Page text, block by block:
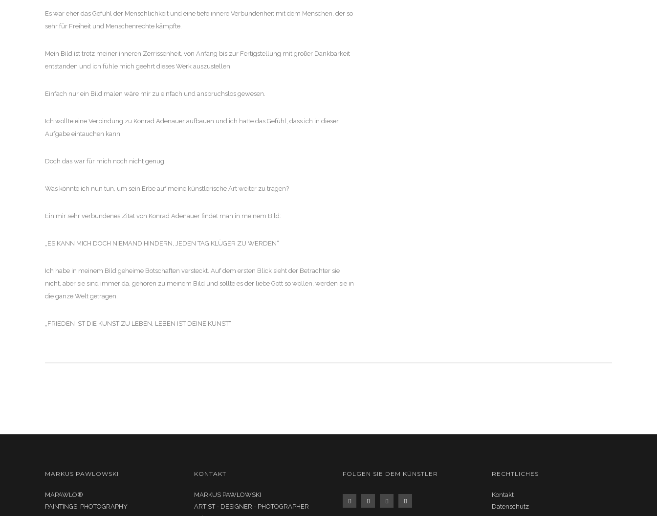
Es war eher das Gefühl der Menschlichkeit und eine tiefe innere Verbundenheit mit dem Menschen, der so
sehr für Freiheit und Menschenrechte kämpfte.
Mein Bild ist trotz meiner inneren Zerrissenheit, von Anfang bis zur Fertigstellung mit großer Dankbarkeit
entstanden und ich fühle mich geehrt dieses Werk auszustellen.
Einfach nur ein Bild malen wäre mir zu einfach und anspruchslos gewesen.
Ich wollte eine Verbindung zu Konrad Adenauer aufbauen und ich hatte das Gefühl, dass ich in dieser
Aufgabe eintauchen kann.
Doch das war für mich noch nicht genug.
Was könnte ich nun tun, um sein Erbe auf meine künstlerische Art weiter zu tragen?
Ein mir sehr verbundenes Zitat von Konrad Adenauer findet man in meinem Bild:
„ES KANN MICH DOCH NIEMAND HINDERN, JEDEN TAG KLÜGER ZU WERDEN“
Ich habe in meinem Bild geheime Botschaften versteckt. Auf dem ersten Blick sieht der Betrachter sie
nicht, aber sie sind immer da, gehören zu meinem Bild und sollte es der liebe Gott so wollen, werden sie in
die ganze Welt getragen.
„FRIEDEN IST DIE KUNST ZU LEBEN, LEBEN IST DEINE KUNST“
MARKUS PAWLOWSKI
MAPAWLO®
PAINTINGS PHOTOGRAPHY
KONTAKT
MARKUS PAWLOWSKI
ARTIST - DESIGNER - PHOTOGRAPHER
FOLGEN SIE DEM KÜNSTLER RECHTLICHES
Kontakt
Datenschutz